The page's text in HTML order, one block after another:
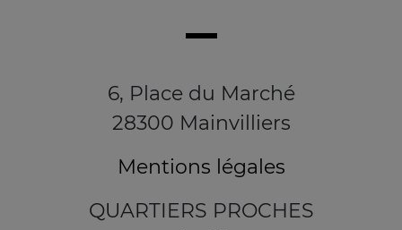
6, Place du Marché
28300 Mainvilliers
Mentions légales
QUARTIERS PROCHES